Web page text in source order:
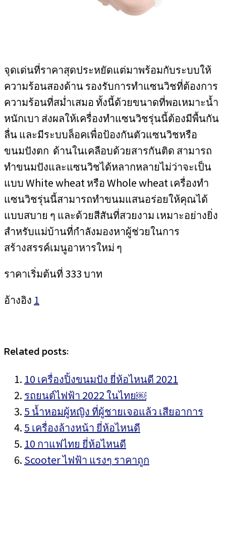
จุดเด่นที่ราคาสุดประหยัดแต่มาพร้อมกับระบบให้
ความร้อนสองด้าน รองรับการทำแซนวิชที่ต้องการ
ความร้อนที่สม่ำเสมอ ทั้งนี้ด้วยขนาดที่พอเหมาะน้ำ
หนักเบา ส่งผลให้เครื่องทำแซนวิชรุ่นนี้ต้องมีพื้นกัน
ลื่น และมีระบบล็อคเพื่อป้องกันตัวแซนวิชหรือ
ขนมปังตก ด้านในเคลือบด้วยสารกันติด สามารถ
ทำขนมปังและแซนวิชได้หลากหลายไม่ว่าจะเป็น
แบบ White wheat หรือ Whole wheat เครื่องทำ
แซนวิชรุ่นนี้สามารถทำขนมแสนอร่อยให้คุณได้
แบบสบาย ๆ และด้วยสีสันที่สวยงาม เหมาะอย่างยิ่ง
สำหรับแม่บ้านที่กำลังมองหาผู้ช่วยในการ
สร้างสรรค์เมนูอาหารใหม่ ๆ
ราคาเริ่มต้นที่ 333 บาท
อ้างอิง 1
Related posts:
10 เครื่องปิ้งขนมปัง ยี่ห้อไหนดี 2021
รถยนต์ไฟฟ้า 2022 ในไทย￼
5 น้ำหอมผู้หญิง ที่ผู้ชายเจอแล้ว เสียอาการ
5 เครื่องล้างหน้า ยี่ห้อไหนดี
10 กาแฟไทย ยี่ห้อไหนดี
Scooter ไฟฟ้า แรงๆ ราคาถูก